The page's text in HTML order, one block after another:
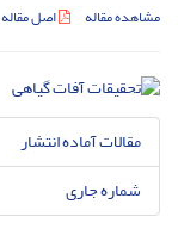
مشاهده مقاله اصل مقاله
مقالات آماده انتشار
شماره جاری